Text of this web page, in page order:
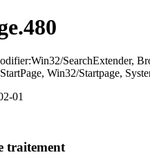
SearchExtender,
Win32/Startpage,
01
traitement